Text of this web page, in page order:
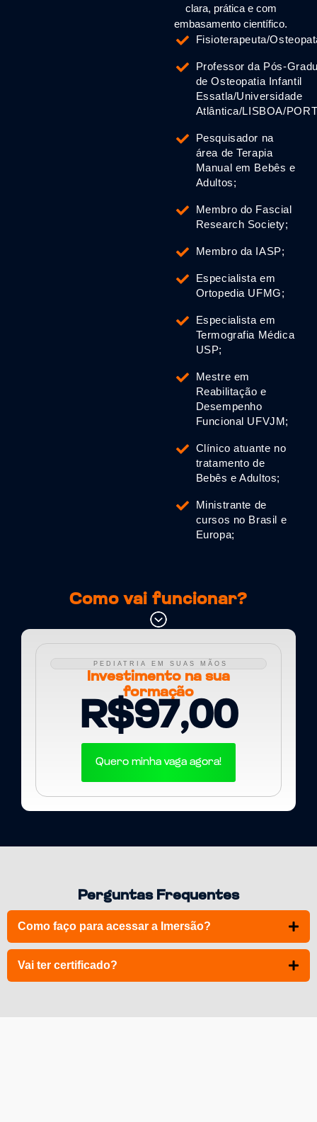
clara, prática e com
embasamento científico.
Fisioterapeuta/
Professor da Pós-
de Osteopatia Infantil
Essatla/Universidade
Atlântica/LISBOA/
Pesquisador na
área de Terapia
Manual em Bebês e
Adultos;
Membro do Fascial
Research Society;
Membro da IASP;
Especialista em
Ortopedia UFMG;
Especialista em
Termografia Médica
USP;
Mestre em
Reabilitação e
Desempenho
Funcional UFVJM;
Clínico atuante no
tratamento de
Bebês e Adultos;
Ministrante de
cursos no Brasil e
Europa;
Como vai funcionar?
PEDIATRIA EM SUAS MÃOS
Investimento na sua
formação
R$97,00
Quero minha vaga agora!
Perguntas Frequentes
Como faço para acessar a Imersão?
Vai ter certificado?